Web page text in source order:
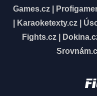
Games.cz
Karaoketexty.cz|
Fights.cz